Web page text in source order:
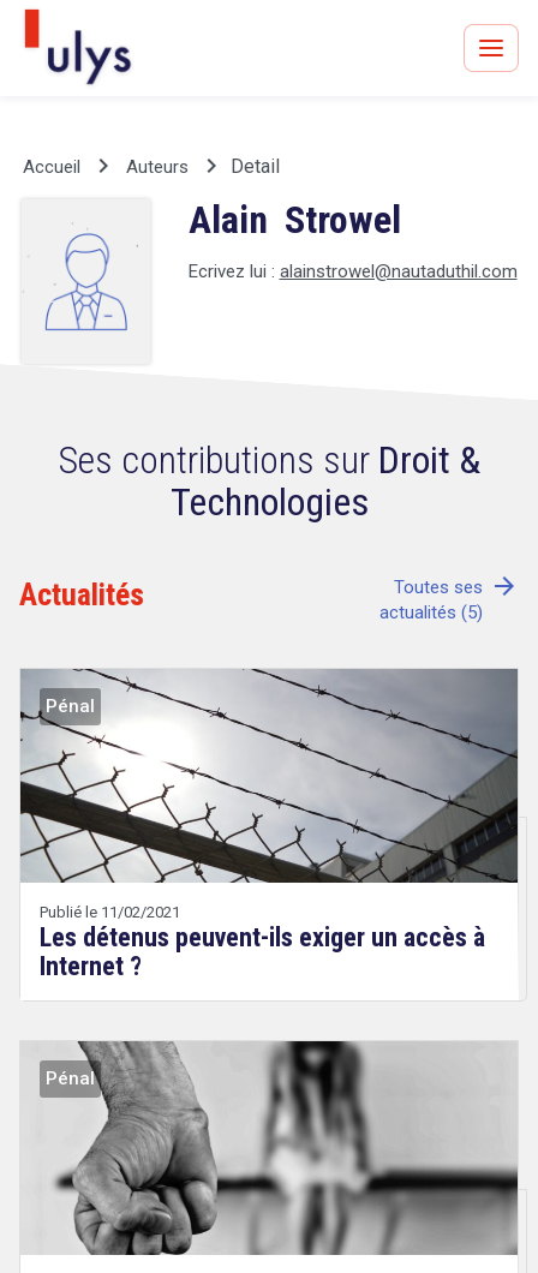
Avocats à Paris & Bruxelles
Leader en droit de l'innovation depuis 30 ans
Tout sur le RGPD
Rechercher
CONTACT
Accueil keyboard_arrow_right Auteurs keyboard_arrow_right Detail
Alain Strowel
Ecrivez lui : alainstrowel@nautaduthil.com
Ses contributions sur Droit &
Technologies
Actualités
Toutes ses
actualités (5)
arrow_forward
Pénal
Publié le 11/02/2021
Les détenus peuvent-ils exiger un accès à
Internet ?
Droit
Technologies
Etienne
Pénal